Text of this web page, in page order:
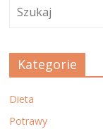
Kategorie
Dieta
Potrawy